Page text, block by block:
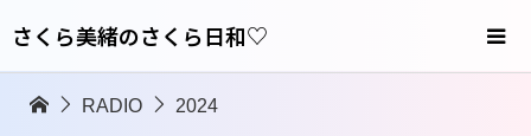
さくら美緒のさくら日和♡
RADIO 2024